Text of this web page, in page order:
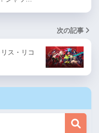
次の記事
ス・リコ